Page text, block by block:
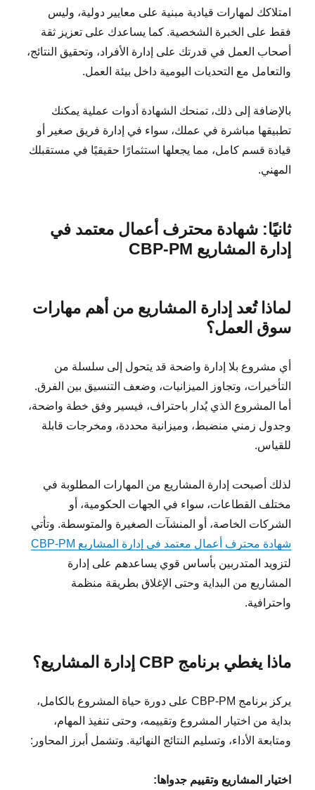
امتلاكك لمهارات قيادية مبنية على معايير دولية، وليس
فقط على الخبرة الشخصية. كما يساعدك على تعزيز ثقة
أصحاب العمل في قدرتك على إدارة الأفراد، وتحقيق النتائج،
والتعامل مع التحديات اليومية داخل بيئة العمل.
بالإضافة إلى ذلك، تمنحك الشهادة أدوات عملية يمكنك
تطبيقها مباشرة في عملك، سواء في إدارة فريق صغير أو
قيادة قسم كامل، مما يجعلها استثمارًا حقيقيًا في مستقبلك
المهني.
ثانيًا: شهادة محترف أعمال معتمد في
إدارة المشاريع CBP-PM
لماذا تُعد إدارة المشاريع من أهم مهارات
سوق العمل؟
أي مشروع بلا إدارة واضحة قد يتحول إلى سلسلة من
التأخيرات، وتجاوز الميزانيات، وضعف التنسيق بين الفرق.
أما المشروع الذي يُدار باحتراف، فيسير وفق خطة واضحة،
وجدول زمني منضبط، وميزانية محددة، ومخرجات قابلة
للقياس.
لذلك أصبحت إدارة المشاريع من المهارات المطلوبة في
مختلف القطاعات، سواء في الجهات الحكومية، أو
الشركات الخاصة، أو المنشآت الصغيرة والمتوسطة. وتأتي
شهادة محترف أعمال معتمد في إدارة المشاريع CBP-PM
لتزويد المتدربين بأساس قوي يساعدهم على إدارة
المشاريع من البداية وحتى الإغلاق بطريقة منظمة
واحترافية.
ماذا يغطي برنامج CBP إدارة المشاريع؟
يركز برنامج CBP-PM على دورة حياة المشروع بالكامل،
بداية من اختيار المشروع وتقييمه، وحتى تنفيذ المهام،
ومتابعة الأداء، وتسليم النتائج النهائية. وتشمل أبرز المحاور:
اختيار المشاريع وتقييم جدواها: